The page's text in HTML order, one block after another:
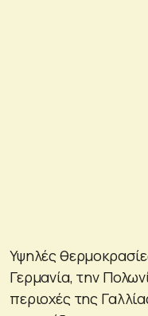
Υψηλές
Γερμανία, την
περιοχές της